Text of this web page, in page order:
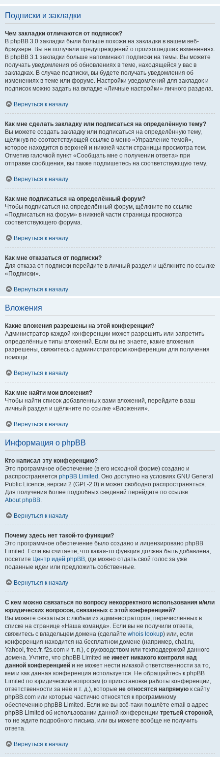
Подписки и закладки
Чем закладки отличаются от подписок?
В phpBB 3.0 закладки были больше похожи на закладки в вашем веб-
браузере. Вы не получали предупреждений о произошедших изменениях.
В phpBB 3.1 закладки больше напоминают подписки на темы. Вы можете
получать уведомления об обновлениях в теме, находящейся у вас в
закладках. В случае подписки, вы будете получать уведомления об
изменениях в теме или форуме. Настройки уведомлений для закладок и
подписок можно задать на вкладке «Личные настройки» личного раздела.
Вернуться к началу
Как мне сделать закладку или подписаться на определённую тему?
Вы можете создать закладку или подписаться на определённую тему,
щёлкнув по соответствующей ссылке в меню «Управление темой»,
которое находится в верхней и нижней части страницы просмотра тем.
Отметив галочкой пункт «Сообщать мне о получении ответа» при
отправке сообщения, вы также подпишетесь на соответствующую тему.
Вернуться к началу
Как мне подписаться на определённый форум?
Чтобы подписаться на определённый форум, щёлкните по ссылке
«Подписаться на форум» в нижней части страницы просмотра
соответствующего форума.
Вернуться к началу
Как мне отказаться от подписки?
Для отказа от подписки перейдите в личный раздел и щёлкните по ссылке
«Подписки».
Вернуться к началу
Вложения
Какие вложения разрешены на этой конференции?
Администратор каждой конференции может разрешить или запретить
определённые типы вложений. Если вы не знаете, какие вложения
разрешены, свяжитесь с администратором конференции для получения
помощи.
Вернуться к началу
Как мне найти мои вложения?
Чтобы найти список добавленных вами вложений, перейдите в ваш
личный раздел и щёлкните по ссылке «Вложения».
Вернуться к началу
Информация о phpBB
Кто написал эту конференцию?
Это программное обеспечение (в его исходной форме) создано и
распространяется phpBB Limited . Оно доступно на условиях GNU General
Public Licence, версии 2 (GPL-2.0) и может свободно распространяться.
Для получения более подробных сведений перейдите по ссылке
About phpBB.
Вернуться к началу
Почему здесь нет такой-то функции?
Это программное обеспечение было создано и лицензировано phpBB
Limited. Если вы считаете, что какая-то функция должна быть добавлена,
посетите Центр идей phpBB, где можно отдать свой голос за уже
поданные идеи или предложить собственные.
Вернуться к началу
С кем можно связаться по вопросу некорректного использования и/или
юридических вопросов, связанных с этой конференцией?
Вы можете связаться с любым из администраторов, перечисленных в
списке на странице «Наша команда». Если вы не получили ответа,
свяжитесь с владельцем домена (сделайте whois lookup) или, если
конференция находится на бесплатном домене (например, chat.ru,
Yahoo!, free.fr, f2s.com и т. п.), с руководством или техподдержкой данного
домена. Учтите, что phpBB Limited не имеет никакого контроля над
данной конференцией и не может нести никакой ответственности за то,
кем и как данная конференция используется. Не обращайтесь к phpBB
Limited по юридическим вопросам (о приостановке работы конференции,
ответственности за неё и т. д.), которые не относятся напрямую к сайту
phpBB.com или которые частично относятся к программному
обеспечению phpBB Limited. Если же вы всё-таки пошлёте email в адрес
phpBB Limited об использовании данной конференции третьей стороной,
то не ждите подробного письма, или вы можете вообще не получить
ответа.
Вернуться к началу